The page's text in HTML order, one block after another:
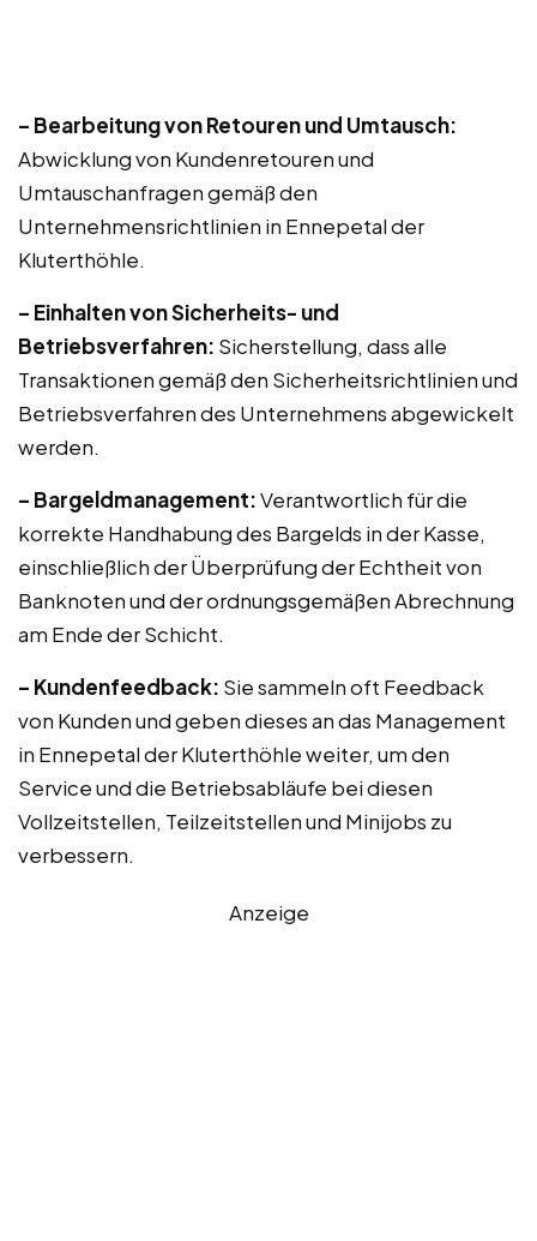
– Bearbeitung von Retouren und Umtausch:
Abwicklung von Kundenretouren und
Umtauschanfragen gemäß den
Unternehmensrichtlinien in Ennepetal der
Kluterthöhle.
– Einhalten von Sicherheits- und
Betriebsverfahren: Sicherstellung, dass alle
Transaktionen gemäß den Sicherheitsrichtlinien und
Betriebsverfahren des Unternehmens abgewickelt
werden.
– Bargeldmanagement:Verantwortlich für die
korrekte Handhabung des Bargelds in der Kasse,
einschließlich der Überprüfung der Echtheit von
Banknoten und der ordnungsgemäßen Abrechnung
am Ende der Schicht.
– Kundenfeedback: Sie sammeln oft Feedback
von Kunden und geben dieses an das Management
in Ennepetal der Kluterthöhle weiter, um den
Service und die Betriebsabläufe bei diesen
Vollzeitstellen, Teilzeitstellen und Minijobs zu
verbessern.
Anzeige